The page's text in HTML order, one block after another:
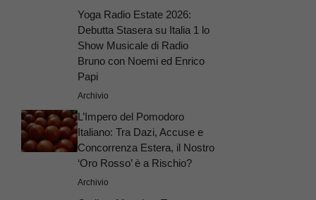
Yoga Radio Estate 2026:
Debutta Stasera su Italia 1 lo
Show Musicale di Radio
Bruno con Noemi ed Enrico
Papi
Archivio
L’Impero del Pomodoro
Italiano: Tra Dazi, Accuse e
Concorrenza Estera, il Nostro
‘Oro Rosso’ è a Rischio?
Archivio